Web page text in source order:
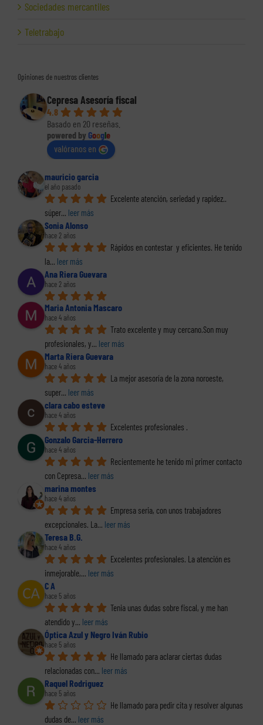
Sociedades mercantiles
Teletrabajo
Opiniones de nuestros clientes
Cepresa Asesoría fiscal
4.8
Basado en 20 reseñas.
powered by Google
valóranos en
mauricio garcia
el año pasado
Excelente atención, seriedad y rapidez..
súper... leer más
Sonia Alonso
hace 2 años
Rápidos en contestar  y eficientes. He tenido
la... leer más
Ana Riera Guevara
hace 2 años
Maria Antonia Mascaro
hace 4 años
Trato excelente y muy cercano.Son muy
profesionales, y... leer más
Marta Riera Guevara
hace 4 años
La mejor asesoría de la zona noroeste,
super... leer más
clara cabo esteve
hace 4 años
Excelentes profesionales .
Gonzalo Garcia-Herrero
hace 4 años
Recientemente he tenido mi primer contacto
con Cepresa... leer más
marina montes
hace 4 años
Empresa seria, con unos trabajadores
excepcionales. La... leer más
Teresa B.G.
hace 4 años
Excelentes profesionales. La atención es
inmejorable,... leer más
C A
hace 5 años
Tenia unas dudas sobre fiscal, y me han
atendido y... leer más
Óptica Azul y Negro Iván Rubio
hace 5 años
He llamado para aclarar ciertas dudas
relacionadas con... leer más
Raquel Rodriguez
hace 5 años
He llamado para pedir cita y resolver algunas
dudas de... leer más